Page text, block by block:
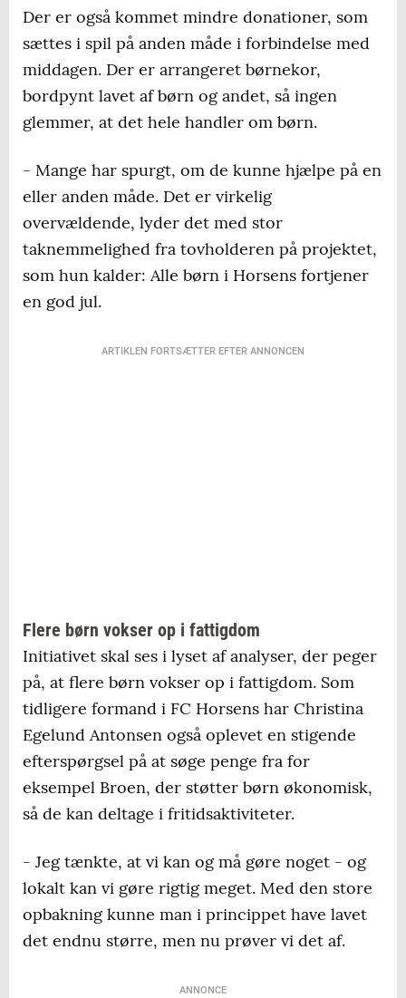
Der er også kommet mindre donationer, som
sættes i spil på anden måde i forbindelse med
middagen. Der er arrangeret børnekor,
bordpynt lavet af børn og andet, så ingen
glemmer, at det hele handler om børn.
- Mange har spurgt, om de kunne hjælpe på en
eller anden måde. Det er virkelig
overvældende, lyder det med stor
taknemmelighed fra tovholderen på projektet,
som hun kalder: Alle børn i Horsens fortjener
en god jul.
ARTIKLEN FORTSÆTTER EFTER ANNONCEN
Flere børn vokser op i fattigdom
Initiativet skal ses i lyset af analyser, der peger
på, at flere børn vokser op i fattigdom. Som
tidligere formand i FC Horsens har Christina
Egelund Antonsen også oplevet en stigende
efterspørgsel på at søge penge fra for
eksempel Broen, der støtter børn økonomisk,
så de kan deltage i fritidsaktiviteter.
- Jeg tænkte, at vi kan og må gøre noget - og
lokalt kan vi gøre rigtig meget. Med den store
opbakning kunne man i princippet have lavet
det endnu større, men nu prøver vi det af.
ANNONCE